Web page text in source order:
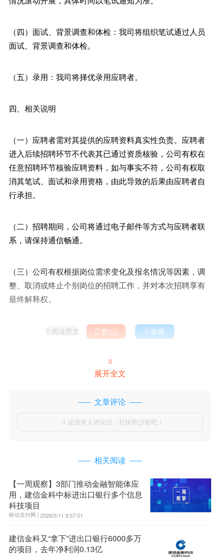
（四）面试、背景调查和体检：我司将组织笔试通过人员
面试、背景调查和体检。
（五）录用：我司将择优录用应聘者。
四、相关说明
（一）应聘者需对其提供的应聘资料真实性负责。应聘者
进入后续招聘环节不代表其已通过资质核验，公司有权在
任意招聘环节核验应聘资料，如与事实不符，公司有权取
消其笔试、面试和录用资格，由此导致的后果由应聘者自
行承担。
（二）招聘期间，公司将通过电子邮件等方式与应聘者联
系，请保持通信畅通。
（三）公司有权根据岗位需求变化及报名情况等因素，调
整、取消或终止个别岗位的招聘工作，并对本次招聘享有
最终解释权。
 阅读原文  赞()  收藏

展开全文
文章评论
 还没有人评论过，赶快抢沙发吧！
相关阅读
【一周观察】3部门推动金融智能体应
用，建信金科中标进出口银行多个信息
科技项目
移动支付网 | 2026/5/11 9:57:51
建信金科又“拿下”进出口银行6000多万
的项目，去年净利润0.13亿